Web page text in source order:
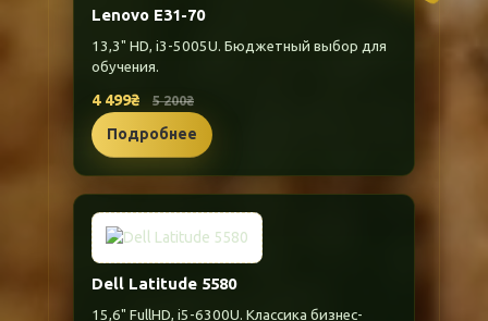
Lenovo E31-70
13,3" HD, i3-5005U. Бюджетный выбор для
обучения.
4 499₴ 5 200₴
Подробнее
Dell Latitude 5580
15,6" FullHD, i5-6300U. Классика бизнес-